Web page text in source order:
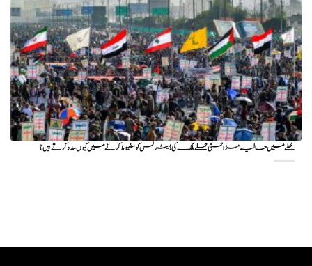
خطے میں حالیہ مزاحمتی حملے ملک کی ڈیٹرنس کو مضبوط کرنے میں کیوں مدد کرتے ہیں؟